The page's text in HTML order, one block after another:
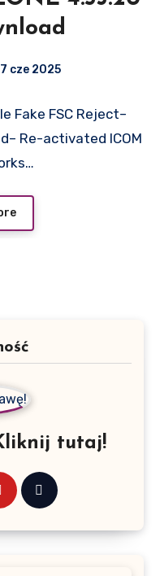
cze 2025
Fake FSC Reject–
Re-activated ICOM
tutaj!